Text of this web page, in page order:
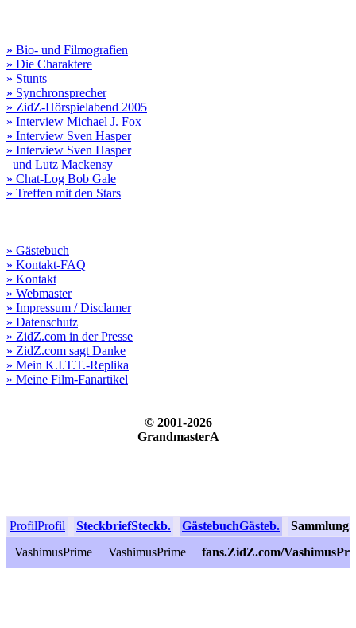
» Bio- und Filmografien
» Die Charaktere
» Stunts
» Synchronsprecher
» ZidZ-Hörspielabend 2005
» Interview Michael J. Fox
» Interview Sven Hasper
» Interview Sven Hasper
und Lutz Mackensy
» Chat-Log Bob Gale
» Treffen mit den Stars
» Gästebuch
» Kontakt-FAQ
» Kontakt
» Webmaster
» Impressum / Disclamer
» Datenschutz
» ZidZ.com in der Presse
» ZidZ.com sagt Danke
» Mein K.I.T.T.-Replika
» Meine Film-Fanartikel
© 2001-2026
GrandmasterA
ProfilProfil SteckbriefSteckb. GästebuchGästeb. Sammlung
VashimusPrime
VashimusPrime fans.ZidZ.com/